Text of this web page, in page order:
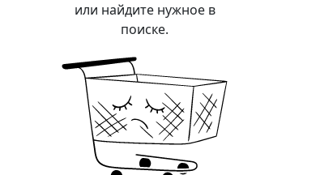
или найдите нужное в
поиске.